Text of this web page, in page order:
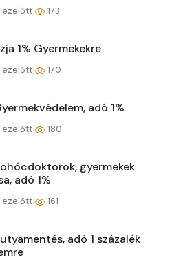
ezelőtt 173
1% Gyermekekre
ezelőtt 170
adó 1%
ezelőtt 180
gyermekek
adó 1%
ezelőtt 161
adó 1 százalék